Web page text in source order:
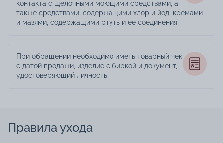
контакта с щелочными моющими средствами, а
также средствами, содержащими хлор и йод, кремами
и мазями, содержащими ртуть и её соединения;
При обращении необходимо иметь товарный чек
с датой продажи, изделие с биркой и документ,
удостоверяющий личность.
Правила ухода